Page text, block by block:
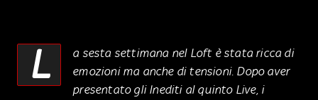
L
a sesta settimana nel Loft è stata ricca di
emozioni ma anche di tensioni. Dopo aver
presentato gli Inediti al quinto Live, i